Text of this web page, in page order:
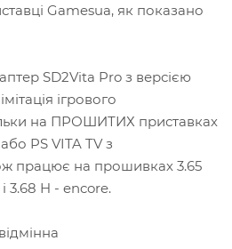
Gamesua, як показано
SD2Vita Pro з версією
ігрового
на ПРОШИТИХ приставках
PS VITA TV з
працює на прошивках 3.65
3.68 H - encore.